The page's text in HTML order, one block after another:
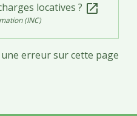
locatives ? open_in_new
(INC)
erreur sur cette page